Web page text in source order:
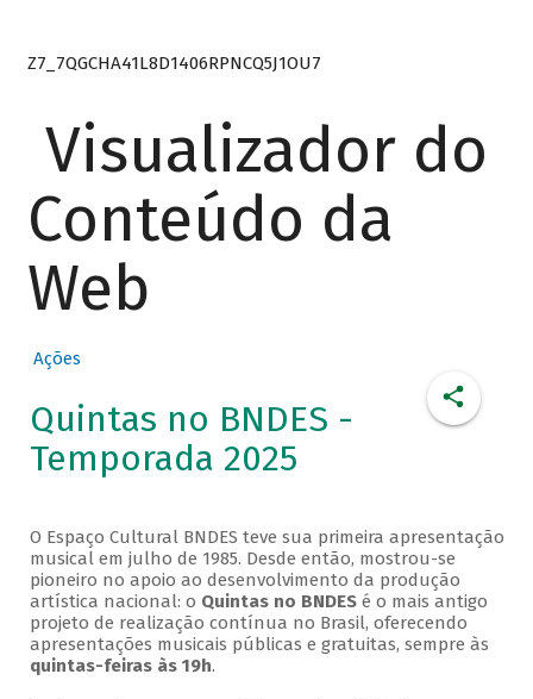
Z7_7QGCHA41L8D1406RPNCQ5J1OU7
Visualizador do
Conteúdo da
Web
Ações
Quintas no BNDES -
Temporada 2025
O Espaço Cultural BNDES teve sua primeira apresentação
musical em julho de 1985. Desde então, mostrou-se
pioneiro no apoio ao desenvolvimento da produção
artística nacional: o Quintas no BNDESé o mais antigo
projeto de realização contínua no Brasil, oferecendo
apresentações musicais públicas e gratuitas, sempre às
quintas-feiras às 19h.